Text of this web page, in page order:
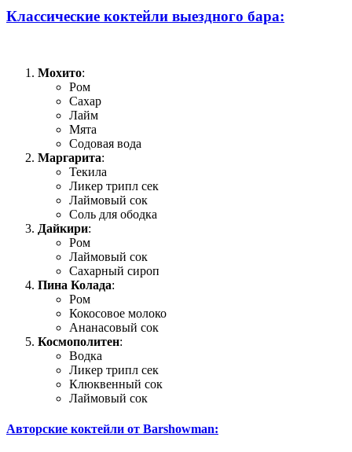
Классические коктейли выездного бара:
Мохито:
Ром
Сахар
Лайм
Мята
Содовая вода
Маргарита:
Текила
Ликер трипл сек
Лаймовый сок
Соль для ободка
Дайкири:
Ром
Лаймовый сок
Сахарный сироп
Пина Колада:
Ром
Кокосовое молоко
Ананасовый сок
Космополитен:
Водка
Ликер трипл сек
Клюквенный сок
Лаймовый сок
Авторские коктейли от Barshowman: